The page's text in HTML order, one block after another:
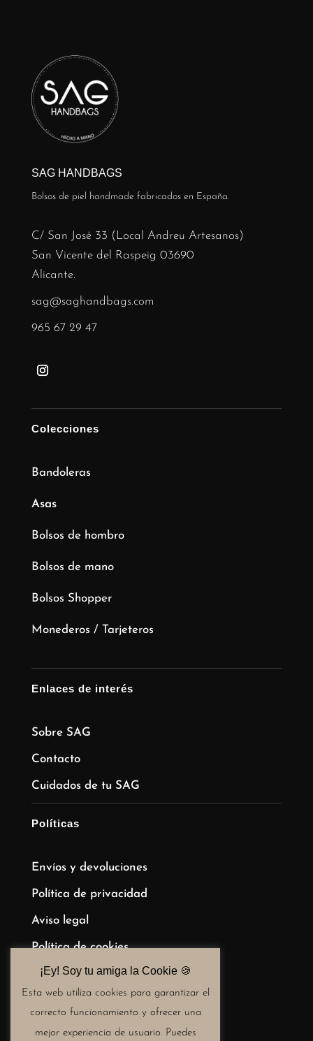
SAG HANDBAGS
Bolsos de piel handmade fabricados en España.
C/ San José 33 (Local Andreu Artesanos)
San Vicente del Raspeig 03690
Alicante.
sag@saghandbags.com
965 67 29 47
Colecciones
Bandoleras
Asas
Bolsos de hombro
Bolsos de mano
Bolsos Shopper
Monederos / Tarjeteros
Enlaces de interés
Sobre SAG
Contacto
Cuidados de tu SAG
Políticas
Envíos y devoluciones
Política de privacidad
Aviso legal
Política de cookies
Términos y condiciones de compra
¡Ey! Soy tu amiga la Cookie 🍪​
Esta web utiliza cookies para garantizar el
correcto funcionamiento y ofrecer una
mejor experiencia de usuario. Puedes